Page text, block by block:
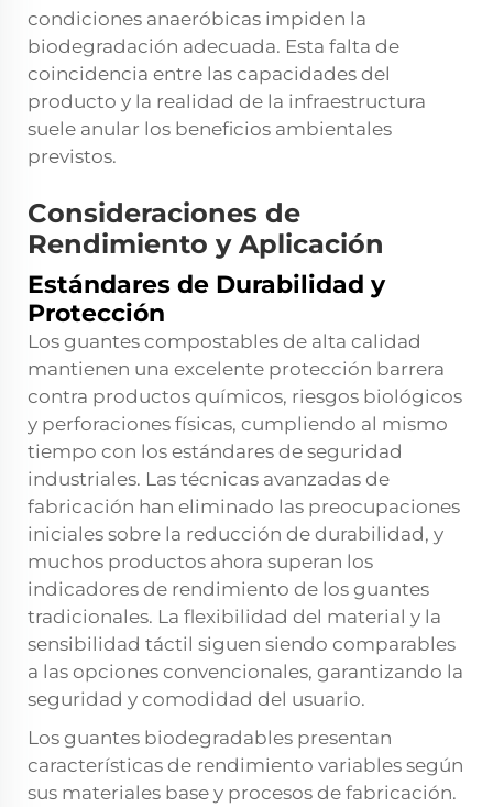
condiciones anaeróbicas impiden la
biodegradación adecuada. Esta falta de
coincidencia entre las capacidades del
producto y la realidad de la infraestructura
suele anular los beneficios ambientales
previstos.
Consideraciones de
Rendimiento y Aplicación
Estándares de Durabilidad y
Protección
Los guantes compostables de alta calidad
mantienen una excelente protección barrera
contra productos químicos, riesgos biológicos
y perforaciones físicas, cumpliendo al mismo
tiempo con los estándares de seguridad
industriales. Las técnicas avanzadas de
fabricación han eliminado las preocupaciones
iniciales sobre la reducción de durabilidad, y
muchos productos ahora superan los
indicadores de rendimiento de los guantes
tradicionales. La flexibilidad del material y la
sensibilidad táctil siguen siendo comparables
a las opciones convencionales, garantizando la
seguridad y comodidad del usuario.
Los guantes biodegradables presentan
características de rendimiento variables según
sus materiales base y procesos de fabricación.